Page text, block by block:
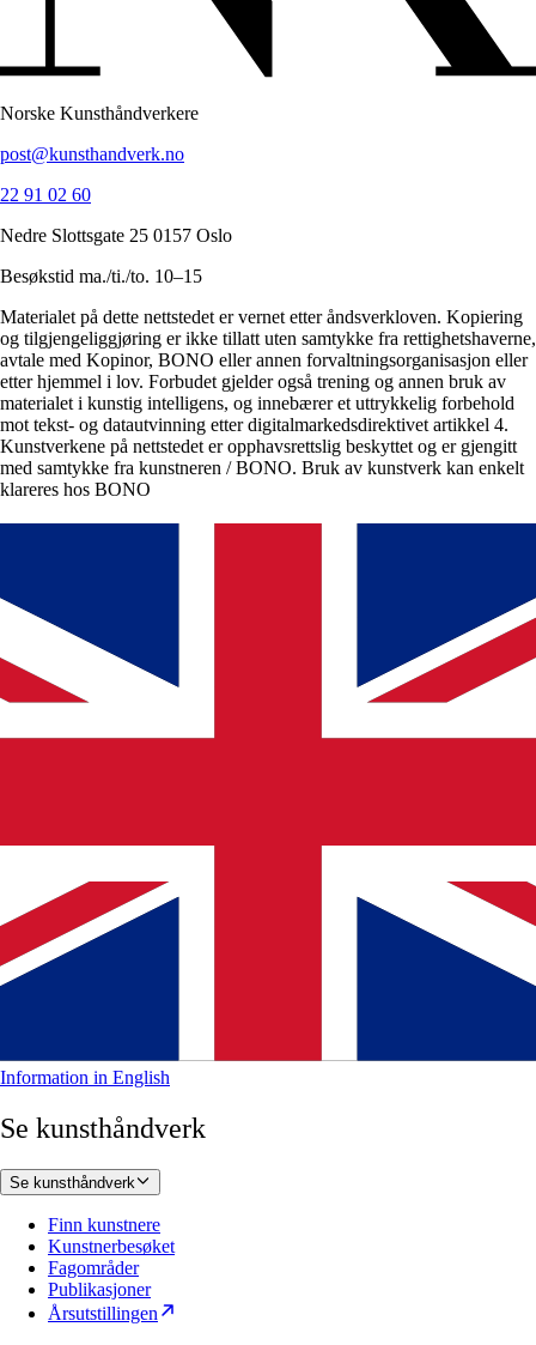
Norske Kunsthåndverkere
post@kunsthandverk.no
22 91 02 60
Nedre Slottsgate 25 0157 Oslo
Besøkstid ma./ti./to. 10–15
Materialet på dette nettstedet er vernet etter åndsverkloven. Kopiering
og tilgjengeliggjøring er ikke tillatt uten samtykke fra rettighetshaverne,
avtale med Kopinor, BONO eller annen forvaltningsorganisasjon eller
etter hjemmel i lov. Forbudet gjelder også trening og annen bruk av
materialet i kunstig intelligens, og innebærer et uttrykkelig forbehold
mot tekst- og datautvinning etter digitalmarkedsdirektivet artikkel 4.
Kunstverkene på nettstedet er opphavsrettslig beskyttet og er gjengitt
med samtykke fra kunstneren / BONO. Bruk av kunstverk kan enkelt
klareres hos BONO
Information in English
Se kunsthåndverk
Se kunsthåndverk
Finn kunstnere
Kunstnerbesøket
Fagområder
Publikasjoner
Årsutstillingen